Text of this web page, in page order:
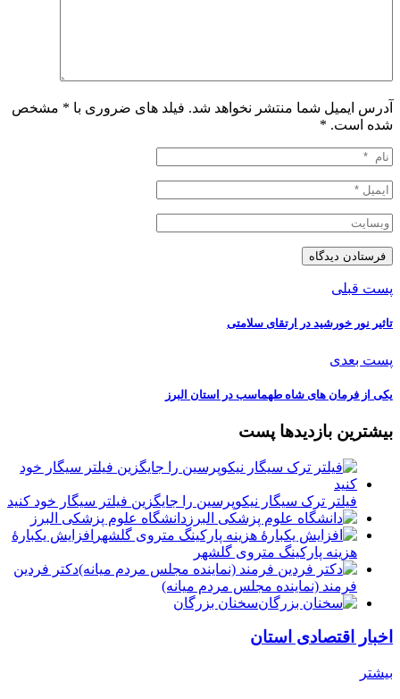
آدرس ایمیل شما منتشر نخواهد شد. فیلد های ضروری با * مشخص
شده است. *
پست قبلی
تاثیر نور خورشید در ارتقای سلامتی
پست بعدی
یکی از فرمان های شاه طهماسب در استان البرز
بیشترین بازدیدها پست
فیلتر ترک سیگار نیکوپرسین را جایگزین فیلتر سیگار خود کنید
دانشگاه علوم پزشکی البرز
افزایش یکبارۀ
هزینه پارکینگ متروی گلشهر
دكتر فردين
فرمند (نماينده مجلس مردم میانه)
سخنان بزرگان
اخبار اقتصادی استان
بیشتر